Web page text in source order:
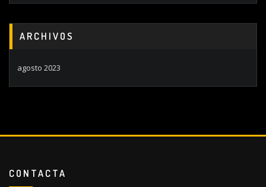
ARCHIVOS
agosto 2023
CONTACTA